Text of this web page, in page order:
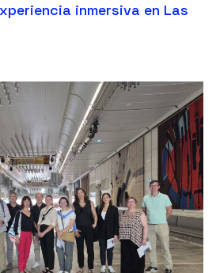
inmersiva en Las